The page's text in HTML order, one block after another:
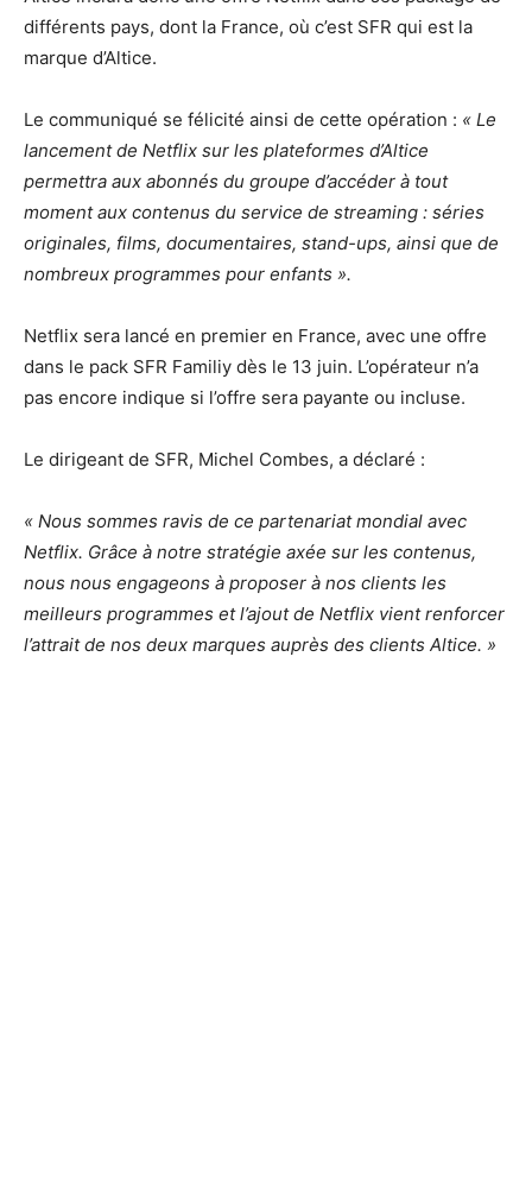
différents pays, dont la France, où c’est SFR qui est la
marque d’Altice.
Le communiqué se félicité ainsi de cette opération : « Le
lancement de Netflix sur les plateformes d’Altice
permettra aux abonnés du groupe d’accéder à tout
moment aux contenus du service de streaming : séries
originales, films, documentaires, stand-ups, ainsi que de
nombreux programmes pour enfants ».
Netflix sera lancé en premier en France, avec une offre
dans le pack SFR Familiy dès le 13 juin. L’opérateur n’a
pas encore indique si l’offre sera payante ou incluse.
Le dirigeant de SFR, Michel Combes, a déclaré :
« Nous sommes ravis de ce partenariat mondial avec
Netflix. Grâce à notre stratégie axée sur les contenus,
nous nous engageons à proposer à nos clients les
meilleurs programmes et l’ajout de Netflix vient renforcer
l’attrait de nos deux marques auprès des clients Altice. »